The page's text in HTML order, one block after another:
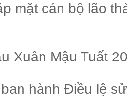
mặt cán bộ lão
Xuân Mậu Tuất
hành Điều lệ